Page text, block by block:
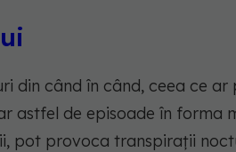
din când în când, ceea ce
astfel de episoade în forma
pot provoca transpirații